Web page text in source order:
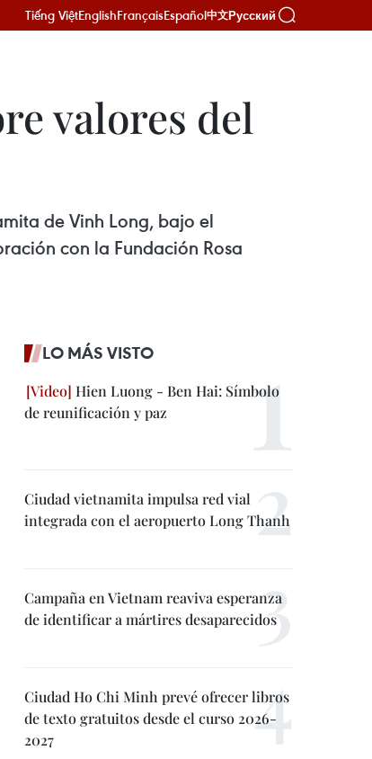
Tiếng ViệtEnglishFrançaisEspañol中文Русский
valores del
de Vinh Long, bajo el
con la Fundación Rosa
LO MÁS VISTO
Hien Luong - Ben Hai: Símbolo
de reunificación y paz
Ciudad vietnamita impulsa red vial
integrada con el aeropuerto Long Thanh
Campaña en Vietnam reaviva esperanza
de identificar a mártires desaparecidos
Ciudad Ho Chi Minh prevé ofrecer libros
de texto gratuitos desde el curso 2026-
2027